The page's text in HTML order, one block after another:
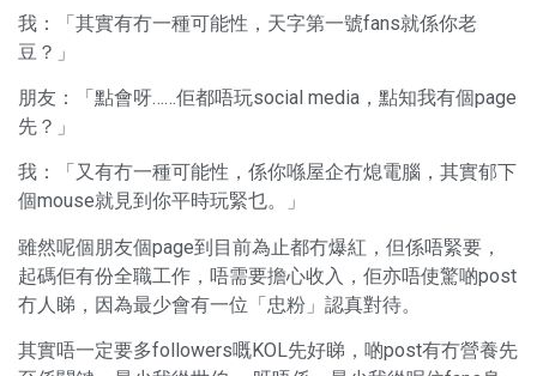
我：「其實有冇一種可能性，天字第一號fans就係你老
豆？」
朋友：「點會呀……佢都唔玩social media，點知我有個page
先？」
我：「又有冇一種可能性，係你喺屋企冇熄電腦，其實郁下
個mouse就見到你平時玩緊乜。」
雖然呢個朋友個page到目前為止都冇爆紅，但係唔緊要，
起碼佢有份全職工作，唔需要擔心收入，佢亦唔使驚啲post
冇人睇，因為最少會有一位「忠粉」認真對待。
其實唔一定要多followers嘅KOL先好睇，啲post有冇營養先